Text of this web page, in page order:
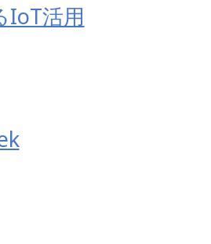
IoT活用